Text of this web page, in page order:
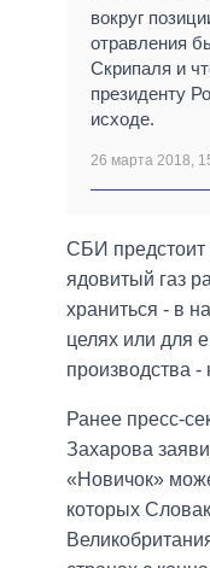
вокруг
отравления
Скрипаля и
президенту
исходе.
26 марта 2018,
СБИ предстоит
ядовитый газ
храниться - в
целях или для
производства -
Ранее пресс-
Захарова
«Новичок»
которых